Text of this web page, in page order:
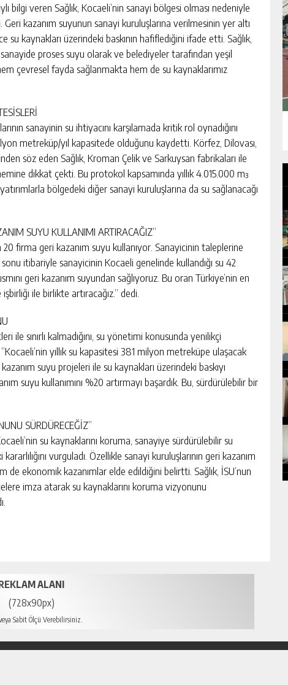
bilgi veren Sağlık, Kocaeli’nin sanayi bölgesi olması nedeniyle
kazanım suyunun sanayi kuruluşlarına verilmesinin yer altı
su kaynakları üzerindeki baskının hafiflediğini ifade etti. Sağlık,
proses suyu olarak ve belediyeler tarafından yeşil
çevresel fayda sağlanmakta hem de su kaynaklarımız
sanayinin su ihtiyacını karşılamada kritik rol oynadığını
metreküp/yıl kapasitede olduğunu kaydetti. Körfez, Dilovası,
söz eden Sağlık, Kroman Çelik ve Sarkuysan fabrikaları ile
dikkat çekti. Bu protokol kapsamında yıllık 4.015.000 m³
bölgedeki diğer sanayi kuruluşlarına da su sağlanacağı
SUYU KULLANIMI ARTIRACAĞIZ”
firma geri kazanım suyu kullanıyor. Sanayicinin taleplerine
itibariyle sanayicinin Kocaeli genelinde kullandığı su 42
geri kazanım suyundan sağlıyoruz. Bu oran Türkiye’nin en
ile birlikte artıracağız.” dedi.
ile sınırlı kalmadığını, su yönetimi konusunda yenilikçi
yıllık su kapasitesi 381 milyon metreküpe ulaşacak
suyu projeleri ile su kaynakları üzerindeki baskıyı
suyu kullanımını %20 artırmayı başardık. Bu, sürdürülebilir bir
SÜRDÜRECEĞİZ”
su kaynaklarını koruma, sanayiye sürdürülebilir su
vurguladı. Özellikle sanayi kuruluşlarının geri kazanım
de ekonomik kazanımlar elde edildiğini belirtti. Sağlık, İSU’nun
imza atarak su kaynaklarını koruma vizyonunu
ALANI
(728x90px)
Sabit Ölçü Verebilirsiniz.